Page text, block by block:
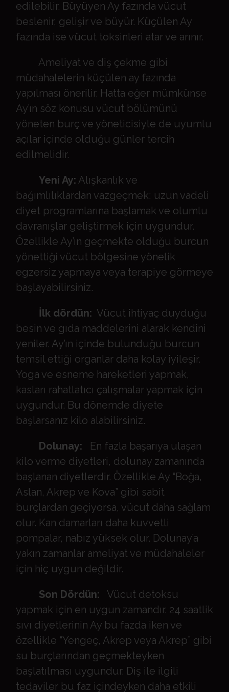
edilebilir. Büyüyen Ay fazında vücut
beslenir, gelişir ve büyür. Küçülen Ay
fazında ise vücut toksinleri atar ve arınır.
Ameliyat ve diş çekme gibi
müdahalelerin küçülen ay fazında
yapılması önerilir. Hatta eğer mümkünse
Ay’ın söz konusu vücut bölümünü
yöneten burç ve yöneticisiyle de uyumlu
açılar içinde olduğu günler tercih
edilmelidir.
Yeni Ay: Alışkanlık ve
bağımlılıklardan vazgeçmek; uzun vadeli
diyet programlarına başlamak ve olumlu
davranışlar geliştirmek için uygundur.
Özellikle Ay’ın geçmekte olduğu burcun
yönettiği vücut bölgesine yönelik
egzersiz yapmaya veya terapiye görmeye
başlayabilirsiniz.
İlk dördün: Vücut ihtiyaç duyduğu
besin ve gıda maddelerini alarak kendini
yeniler. Ay’ın içinde bulunduğu burcun
temsil ettiği organlar daha kolay iyileşir.
Yoga ve esneme hareketleri yapmak,
kasları rahatlatıcı çalışmalar yapmak için
uygundur. Bu dönemde diyete
başlarsanız kilo alabilirsiniz.
Dolunay:
En fazla başarıya ulaşan
kilo verme diyetleri, dolunay zamanında
başlanan diyetlerdir. Özellikle Ay “Boğa,
Aslan, Akrep ve Kova” gibi sabit
burçlardan geçiyorsa, vücut daha sağlam
olur. Kan damarları daha kuvvetli
pompalar, nabız yüksek olur. Dolunay’a
yakın zamanlar ameliyat ve müdahaleler
için hiç uygun değildir.
Son Dördün: Vücut detoksu
yapmak için en uygun zamandır. 24 saatlik
sıvı diyetlerinin Ay bu fazda iken ve
özellikle “Yengeç, Akrep veya Akrep” gibi
su burçlarından geçmekteyken
başlatılması uygundur. Diş ile ilgili
tedaviler bu faz içindeyken daha etkili